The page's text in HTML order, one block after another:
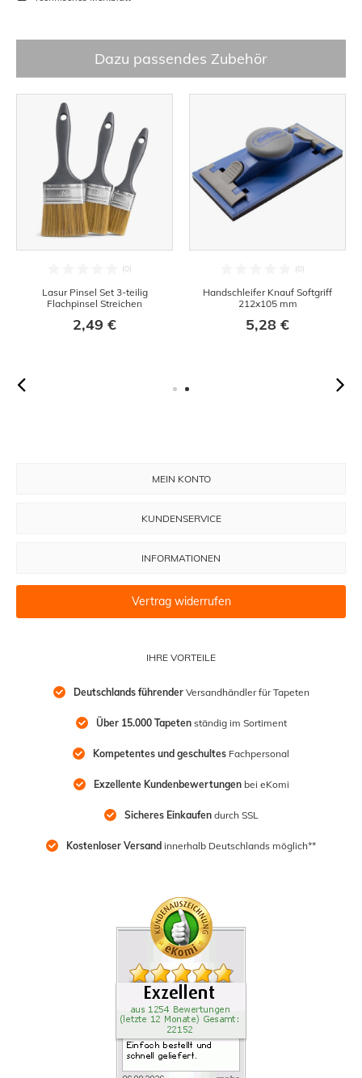
Dazu passendes Zubehör
Lasur Pinsel Set 3-teilig
Flachpinsel Streichen
2,49 €
Handschleifer Knauf Softgriff
212x105 mm
5,28 €
IHRE VORTEILE
Deutschlands führender Versandhändler für Tapeten
Über 15.000 Tapeten ständig im Sortiment
Kompetentes und geschultes Fachpersonal
Exzellente Kundenbewertungen bei eKomi
Sicheres Einkaufen durch SSL
Kostenloser Versand innerhalb Deutschlands möglich**
MEIN KONTO
KUNDENSERVICE
INFORMATIONEN
Vertrag widerrufen